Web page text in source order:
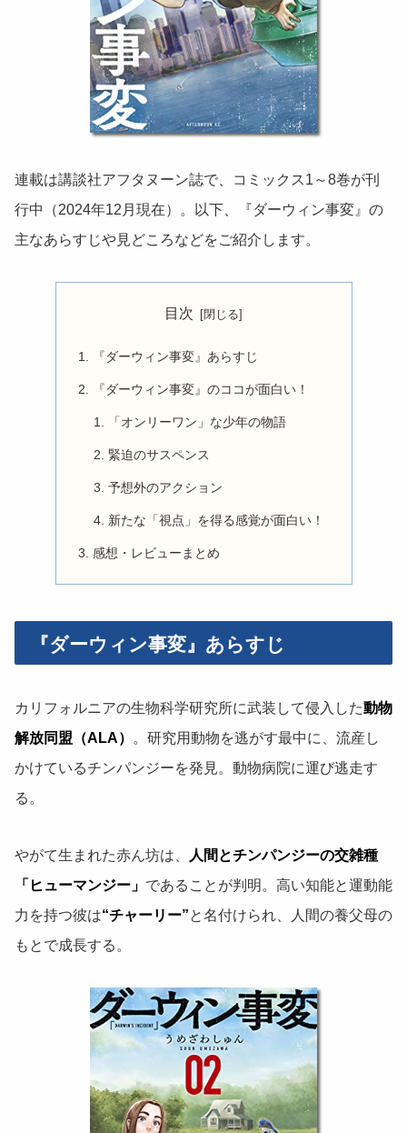
連載は講談社アフタヌーン誌で、コミックス1～8巻が刊
行中（2024年12月現在）。以下、『ダーウィン事変』の
主なあらすじや見どころなどをご紹介します。
目次
『ダーウィン事変』あらすじ
『ダーウィン事変』のココが面白い！
「オンリーワン」な少年の物語
緊迫のサスペンス
予想外のアクション
新たな「視点」を得る感覚が面白い！
感想・レビューまとめ
『ダーウィン事変』あらすじ
カリフォルニアの生物科学研究所に武装して侵入した動物
解放同盟（ALA）
。研究用動物を逃がす最中に、流産し
かけているチンパンジーを発見。動物病院に運び逃走す
る。
やがて生まれた赤ん坊は、
人間とチンパンジーの交雑種
「ヒューマンジー」 であることが判明。高い知能と運動能
力を持つ彼は“チャーリー”と名付けられ、人間の養父母の
もとで成長する。